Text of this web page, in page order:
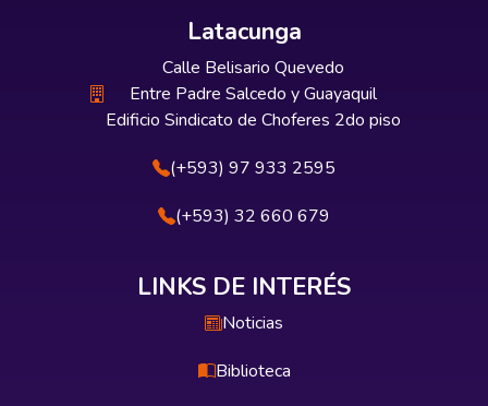
Latacunga
Calle Belisario Quevedo
Entre Padre Salcedo y Guayaquil
Edificio Sindicato de Choferes 2do piso
(+593) 97 933 2595
(+593) 32 660 679
LINKS DE INTERÉS
Noticias
Biblioteca